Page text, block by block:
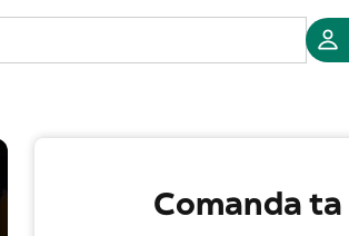
Comanda ta